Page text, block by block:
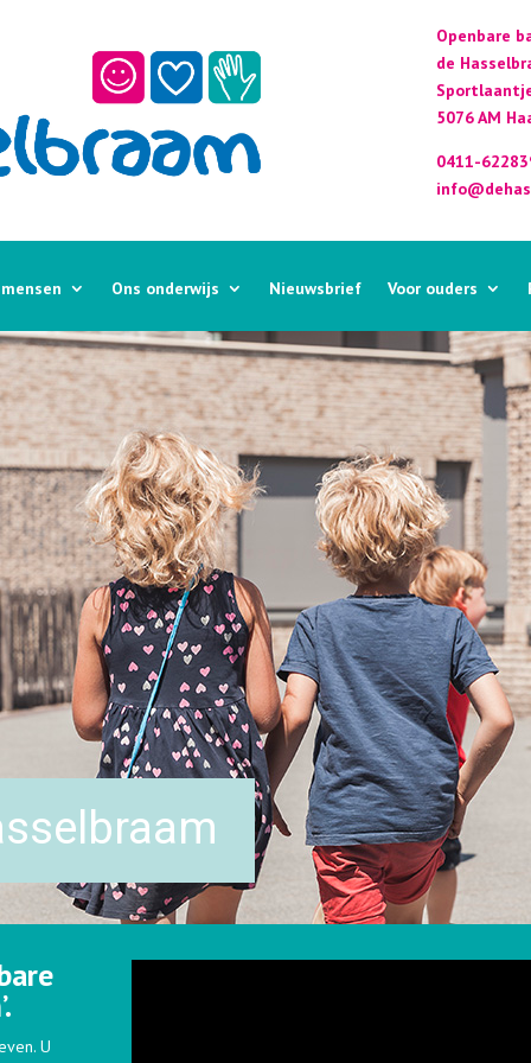
Openbare
de
5076 AM
0411-
Ons onderwijs Nieuwsbrief Voor ouders
U